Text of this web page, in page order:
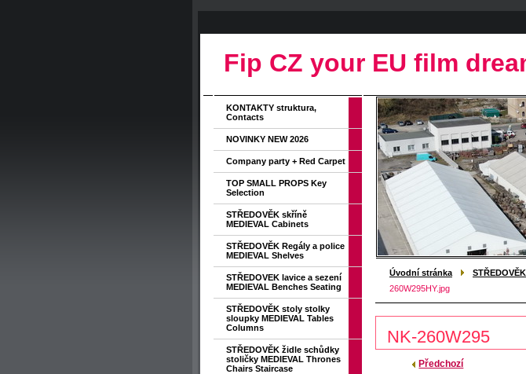
Fip CZ your EU film
Úvodní stránka
260W295HY.jpg
NK-260W295
Předchozí
KONTAKTY struktura,
Contacts
NOVINKY NEW 2026
Company party + Red Carpet
TOP SMALL PROPS Key
Selection
STŘEDOVĚK skříně
MEDIEVAL Cabinets
STŘEDOVĚK Regály a police
MEDIEVAL Shelves
STŘEDOVEK lavice a sezení
MEDIEVAL Benches Seating
STŘEDOVĚK stoly stolky
sloupky MEDIEVAL Tables
Columns
STŘEDOVĚK židle schůdky
stoličky MEDIEVAL Thrones
Chairs Staircase